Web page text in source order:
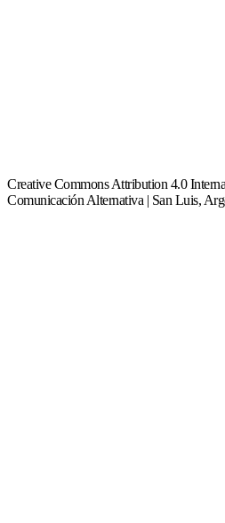
Creative Commons Attribution 4.0
Comunicación Alternativa | San Luis,